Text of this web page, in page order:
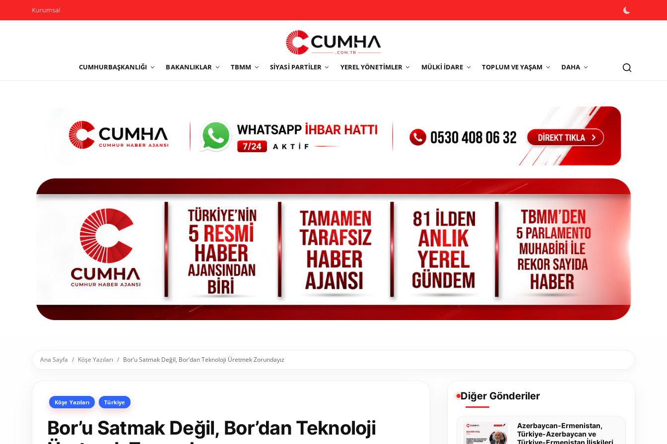
Kurumsal
CUMHURBAŞKANLIĞI BAKANLIKLAR TBMM SIYASI PARTILER YEREL YÖNETIMLER MÜLKI İDARE TOPLUM VE YAŞAM DAHA
Yerel Yönetimler
Sivil Toplum Kuruluşları
Kamu Kurumları ve Üst Kurullar
Resmi Reklamlar
Ana Sayfa Köşe Yazıları Bor’u Satmak Değil, Bor’dan Teknoloji Üretmek Zorundayız
Köşe Yazıları Türkiye
Bor’u Satmak Değil, Bor’dan Teknoloji
Diğer Gönderiler
Azerbaycan-Ermenistan,
Türkiye-Azerbaycan ve